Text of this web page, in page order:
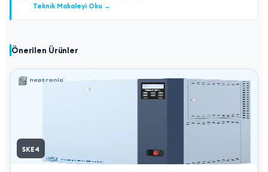
Teknik Makaleyi Oku →
Önerilen Ürünler
SKE4